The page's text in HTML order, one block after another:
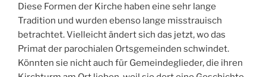
Diese Formen der Kirche haben eine sehr lange
Tradition und wurden ebenso lange misstrauisch
betrachtet. Vielleicht ändert sich das jetzt, wo das
Primat der parochialen Ortsgemeinden schwindet.
Könnten sie nicht auch für Gemeindeglieder, die ihren